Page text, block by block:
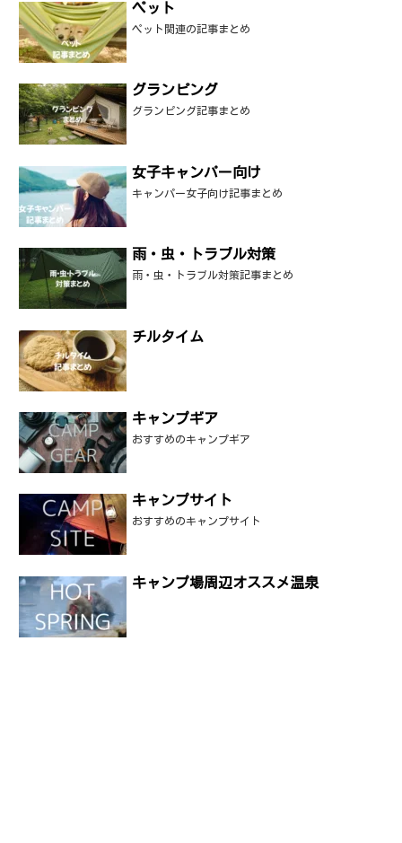
ペット
ペット関連の記事まとめ
グランピング
グランピング記事まとめ
女子キャンパー向け
キャンパー女子向け記事まとめ
雨・虫・トラブル対策
雨・虫・トラブル対策記事まとめ
チルタイム
キャンプギア
おすすめのキャンプギア
キャンプサイト
おすすめのキャンプサイト
キャンプ場周辺オススメ温泉